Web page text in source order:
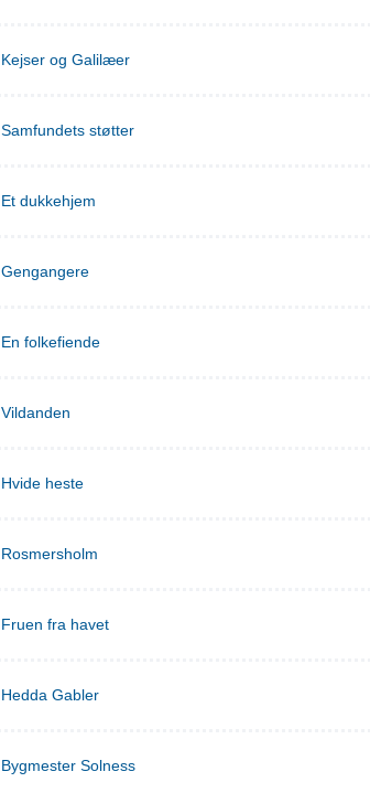
Kejser og Galilæer
Samfundets støtter
Et dukkehjem
Gengangere
En folkefiende
Vildanden
Hvide heste
Rosmersholm
Fruen fra havet
Hedda Gabler
Bygmester Solness